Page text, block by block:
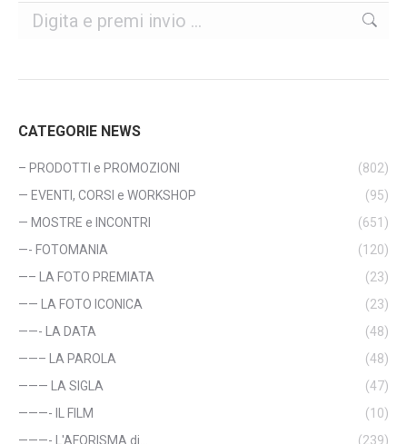
Cerca
CATEGORIE NEWS
– PRODOTTI e PROMOZIONI
(802)
— EVENTI, CORSI e WORKSHOP
(95)
— MOSTRE e INCONTRI
(651)
—- FOTOMANIA
(120)
—– LA FOTO PREMIATA
(23)
—— LA FOTO ICONICA
(23)
——- LA DATA
(48)
——– LA PAROLA
(48)
——— LA SIGLA
(47)
———- IL FILM
(10)
———- L'AFORISMA di…
(239)